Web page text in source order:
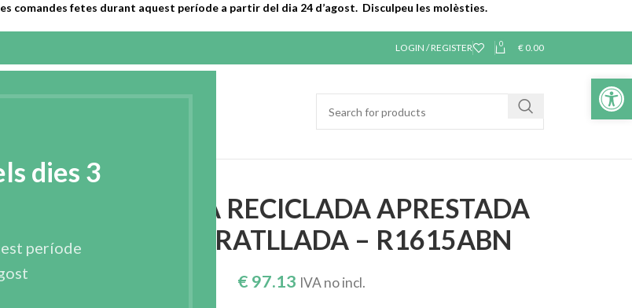
dies 3
període
Obre la
LOGIN / REGISTER 0 € 0.00
RATLLADA – R1615ABN
ENTRETELA RECICLADA APRESTADA
DE COSIR RATLLADA – R1615ABN
€ 97.13 IVA no incl.
comandes fetes durant aquest període a partir del dia 24 d’agost. Disculpeu les molèsties.